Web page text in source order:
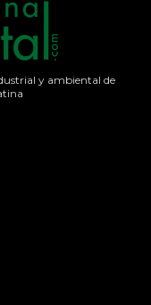
y ambiental de